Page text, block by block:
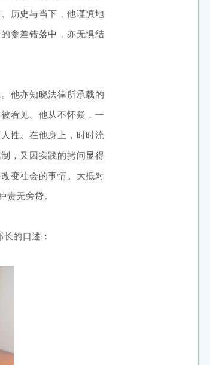
历史与当下，他谨慎地
参差错落中，亦无惧结
他亦知晓法律所承载的
看见。他从不怀疑，一
性。在他身上，时时流
，又因实践的拷问显得
变社会的事情。大抵对
无旁贷。
的口述：